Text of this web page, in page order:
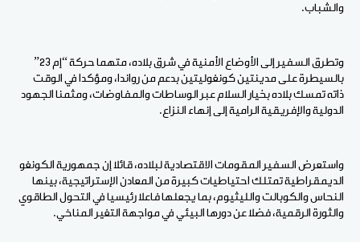
والشباب.
وتطرق السفير إلى الأوضاع الأمنية في شرق بلاده، متهما حركة “إم 23”
بالسيطرة على مدينتين كونغوليتين بدعم من رواندا، ومؤكدا في الوقت
ذاته تمسك بلاده بخيار السلام عبر الوساطات والمفاوضات، ومثمنا الجهود
الدولية والإفريقية الرامية إلى إنهاء النزاع.
واستعرض السفير المقومات الاقتصادية لبلاده، قائلا إن جمهورية الكونغو
الديمقراطية تمتلك احتياطيات كبيرة من المعادن الإستراتيجية، بينها
النحاس والكوبالت والليثيوم، بما يجعلها فاعلا رئيسيا في التحول الطاقوي
والثورة الرقمية، فضلا عن دورها البيئي في مواجهة التغير المناخي.